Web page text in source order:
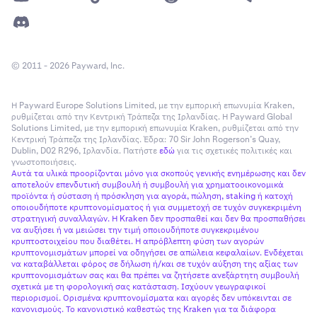
και επιλέξτεNext (Επόμενο).
© 2011 - 2026 Payward, Inc.
Η Payward Europe Solutions Limited, με την εμπορική επωνυμία Kraken,
ρυθμίζεται από την Κεντρική Τράπεζα της Ιρλανδίας. Η Payward Global
Solutions Limited, με την εμπορική επωνυμία Kraken, ρυθμίζεται από την
Κεντρική Τράπεζα της Ιρλανδίας. Έδρα: 70 Sir John Rogerson’s Quay,
Dublin, D02 R296, Ιρλανδία. Πατήστεεδώγια τις σχετικές πολιτικές και
γνωστοποιήσεις.
Αυτά τα υλικά προορίζονται μόνο για σκοπούς γενικής ενημέρωσης και δεν
αποτελούν επενδυτική συμβουλή ή συμβουλή για χρηματοοικονομικά
προϊόντα ή σύσταση ή πρόσκληση για αγορά, πώληση, staking ή κατοχή
οποιουδήποτε κρυπτονομίσματος ή για συμμετοχή σε τυχόν συγκεκριμένη
στρατηγική συναλλαγών. Η Kraken δεν προσπαθεί και δεν θα προσπαθήσει
να αυξήσει ή να μειώσει την τιμή οποιουδήποτε συγκεκριμένου
κρυπτοστοιχείου που διαθέτει. Η απρόβλεπτη φύση των αγορών
κρυπτονομισμάτων μπορεί να οδηγήσει σε απώλεια κεφαλαίων. Ενδέχεται
να καταβάλλεται φόρος σε δήλωση ή/και σε τυχόν αύξηση της αξίας των
κρυπτονομισμάτων σας και θα πρέπει να ζητήσετε ανεξάρτητη συμβουλή
σχετικά με τη φορολογική σας κατάσταση. Ισχύουν γεωγραφικοί
περιορισμοί. Ορισμένα κρυπτονομίσματα και αγορές δεν υπόκεινται σε
κανονισμούς. Το κανονιστικό καθεστώς της Kraken για τα διάφορα